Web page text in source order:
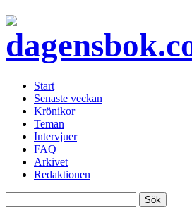
Start
Senaste veckan
Krönikor
Teman
Intervjuer
FAQ
Arkivet
Redaktionen